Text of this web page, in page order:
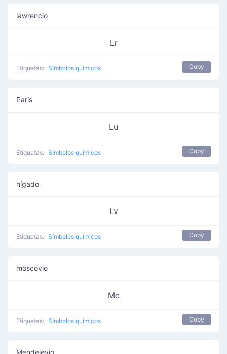
lawrencio
Lr
Etiquetas: Símbolos químicos Copy
París
Lu
Etiquetas: Símbolos químicos Copy
hígado
Lv
Etiquetas: Símbolos químicos Copy
moscovio
Mc
Etiquetas: Símbolos químicos Copy
Mendelevio